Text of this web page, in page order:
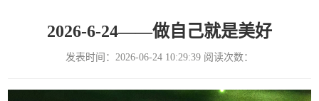
2026-6-24——做自己就是美好
发表时间：2026-06-24 10:29:39 阅读次数：